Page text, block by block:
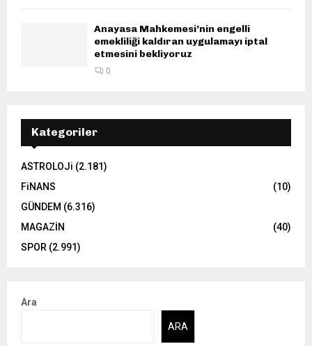
Anayasa Mahkemesi’nin engelli
emekliliği kaldıran uygulamayı iptal
etmesini bekliyoruz
0
Kategoriler
ASTROLOJi (2.181)
FiNANS
(10)
GÜNDEM (6.316)
MAGAZİN
(40)
SPOR (2.991)
Ara
ARA